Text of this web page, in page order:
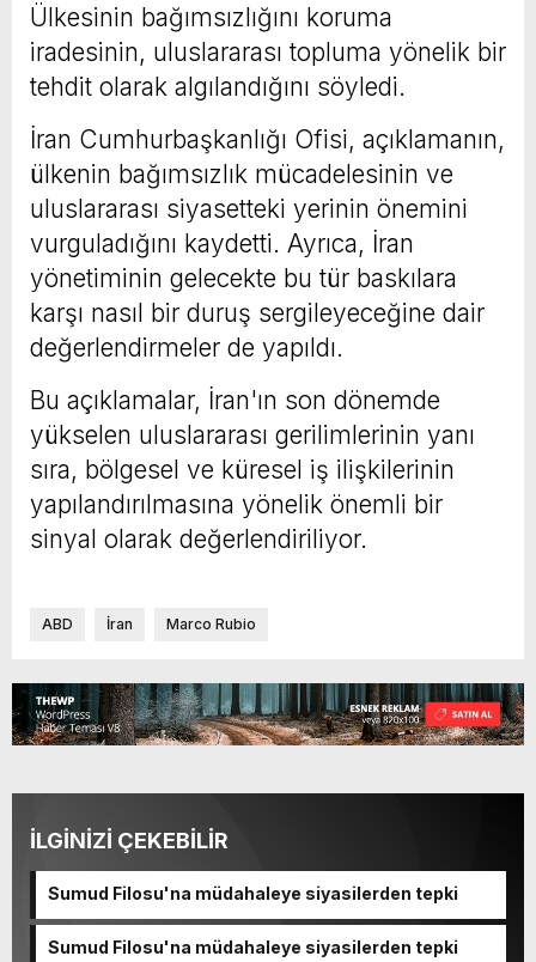
Ülkesinin bağımsızlığını koruma
iradesinin, uluslararası topluma yönelik bir
tehdit olarak algılandığını söyledi.
İran Cumhurbaşkanlığı Ofisi, açıklamanın,
ülkenin bağımsızlık mücadelesinin ve
uluslararası siyasetteki yerinin önemini
vurguladığını kaydetti. Ayrıca, İran
yönetiminin gelecekte bu tür baskılara
karşı nasıl bir duruş sergileyeceğine dair
değerlendirmeler de yapıldı.
Bu açıklamalar, İran'ın son dönemde
yükselen uluslararası gerilimlerinin yanı
sıra, bölgesel ve küresel iş ilişkilerinin
yapılandırılmasına yönelik önemli bir
sinyal olarak değerlendiriliyor.
ABD İran Marco Rubio
İLGİNİZİ ÇEKEBİLİR
Sumud Filosu'na müdahaleye siyasilerden tepki
Sumud Filosu'na müdahaleye siyasilerden tepki